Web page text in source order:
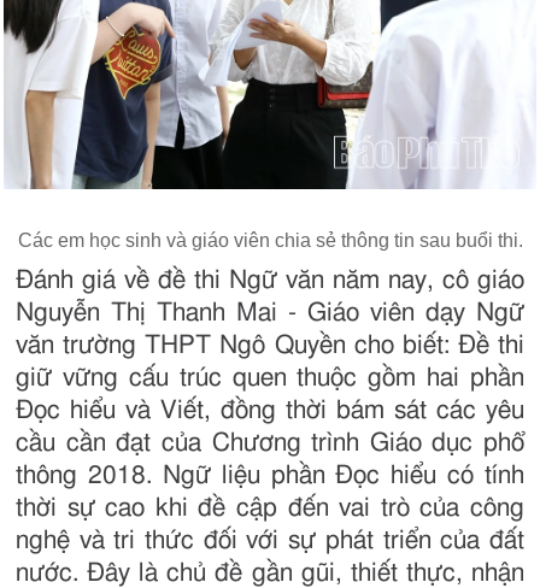
Các em học sinh và giáo viên chia sẻ thông tin sau buổi thi.
Đánh giá về đề thi Ngữ văn năm nay, cô giáo
Nguyễn Thị Thanh Mai - Giáo viên dạy Ngữ
văn trường THPT Ngô Quyền cho biết: Đề thi
giữ vững cấu trúc quen thuộc gồm hai phần
Đọc hiểu và Viết, đồng thời bám sát các yêu
cầu cần đạt của Chương trình Giáo dục phổ
thông 2018. Ngữ liệu phần Đọc hiểu có tính
thời sự cao khi đề cập đến vai trò của công
nghệ và tri thức đối với sự phát triển của đất
nước. Đây là chủ đề gần gũi, thiết thực, nhận